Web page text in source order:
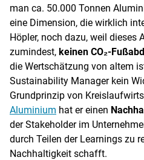
man ca. 50.000 Tonnen
eine Dimension, die wirklich
Höpler, noch dazu, weil dieses
zumindest, keinen CO₂-
die Wertschätzung von altem
Sustainability Manager kein
Grundprinzip von
Aluminium hat er einen
der Stakeholder im
durch Teilen der Learnings zu
Nachhaltigkeit schafft.